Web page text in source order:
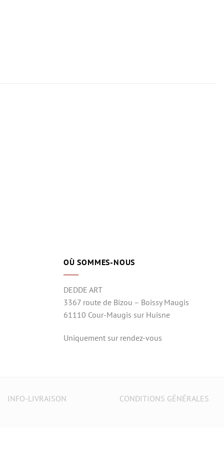
OÙ SOMMES-NOUS
DEDDE ART
3367 route de Bizou – Boissy Maugis
61110 Cour-Maugis sur Huisne
Uniquement sur rendez-vous
INFO-LIVRAISON CONDITIONS GÉNÉRALES